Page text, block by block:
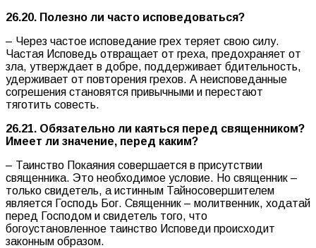
26.20. Полезно ли часто исповедоваться?
– Через частое исповедание грех теряет свою силу.
Частая Исповедь отвращает от греха, предохраняет от
зла, утверждает в добре, поддерживает бдительность,
удерживает от повторения грехов. А неисповеданные
согрешения становятся привычными и перестают
тяготить совесть.
26.21. Обязательно ли каяться перед священником?
Имеет ли значение, перед каким?
– Таинство Покаяния совершается в присутствии
священника. Это необходимое условие. Но священник –
только свидетель, а истинным Тайносовершителем
является Господь Бог. Священник – молитвенник, ходатай
перед Господом и свидетель того, что
богоустановленное таинство Исповеди происходит
законным образом.